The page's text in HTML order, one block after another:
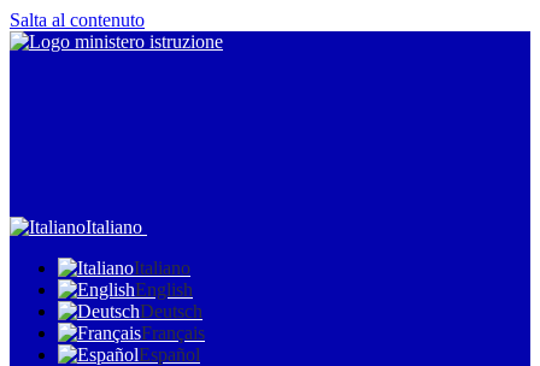
Salta al contenuto
Italiano
Italiano
English
Deutsch
Français
Español